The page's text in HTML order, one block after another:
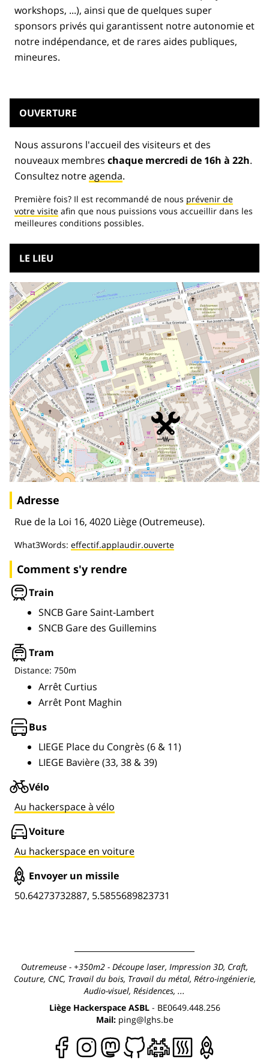
workshops, ...), ainsi que de quelques super
sponsors privés qui garantissent notre autonomie et
notre indépendance, et de rares aides publiques,
mineures.
OUVERTURE
Nous assurons l'accueil des visiteurs et des
nouveaux membres chaque mercredi de 16h à 22h.
Consultez notreagenda.
Première fois? Il est recommandé de nous prévenir de
votre visite afin que nous puissions vous accueillir dans les
meilleures conditions possibles.
LE LIEU
Adresse
Rue de la Loi 16, 4020 Liège (Outremeuse).
What3Words: effectif.applaudir.ouverte
Comment s'y rendre
Train
SNCB Gare Saint-Lambert
SNCB Gare des Guillemins
Tram
Distance: 750m
Arrêt Curtius
Arrêt Pont Maghin
Bus
LIEGE Place du Congrès (6 & 11)
LIEGE Bavière (33, 38 & 39)
Vélo
Au hackerspace à vélo
Voiture
Au hackerspace en voiture
Envoyer un missile
50.64273732887, 5.5855689823731
Outremeuse - +350m2 - Découpe laser, Impression 3D, Craft,
Couture, CNC, Travail du bois, Travail du métal, Rétro-ingénierie,
Audio-visuel, Résidences, ...
Liège Hackerspace ASBL- BE0649.448.256
Mail:ping@lghs.be